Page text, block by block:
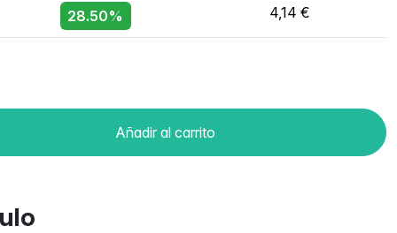
28.50% 4,14 €
Añadir al carrito